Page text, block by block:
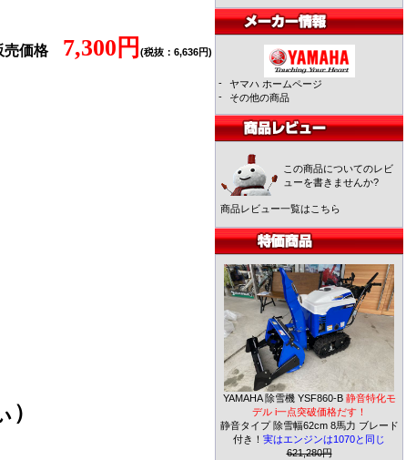
売価格 7,300円 (税抜：6,636円)
-
ヤマハ ホームページ
-
その他の商品
この商品についてのレビ
ューを書きませんか?
商品レビュー一覧はこちら
YAMAHA 除雪機 YSF860-B 静音特化モ
デル i一点突破価格だす！
静音タイプ 除雪幅62cm 8馬力 ブレード
付き！ 実はエンジンは1070と同じ
621,280円